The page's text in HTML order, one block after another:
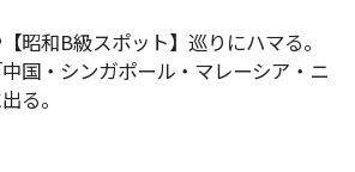
昭和B級スポット】巡りにハマる。
国・シンガポール・マレーシア・ニ
る。